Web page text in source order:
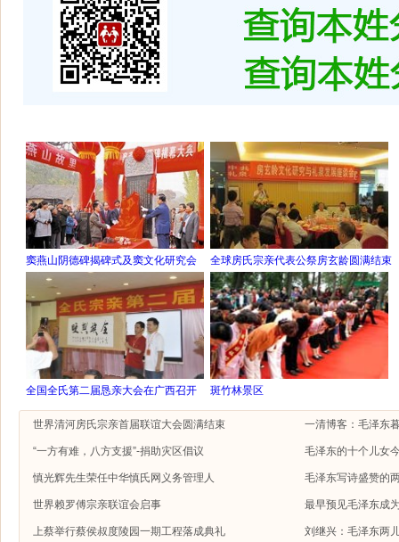
窦燕山阴德碑揭碑式及窦文化研究会 全球房氏宗亲代表公祭房玄龄圆满结束
全国全氏第二届恳亲大会在广西召开 斑竹林景区
世界清河房氏宗亲首届联谊大会圆满结束 一清博客：毛泽东
“一方有难，八方支援”-捐助灾区倡议 毛泽东的十个儿女
慎光辉先生荣任中华慎氏网义务管理人 毛泽东写诗盛赞的
世界赖罗傅宗亲联谊会启事 最早预见毛泽东成
上蔡举行蔡侯叔度陵园一期工程落成典礼 刘继兴：毛泽东两